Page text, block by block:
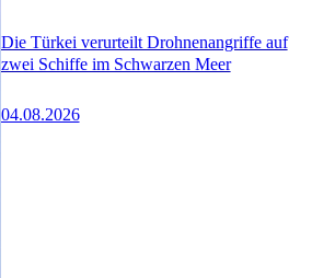
Die Türkei verurteilt Drohnenangriffe auf
zwei Schiffe im Schwarzen Meer
04.08.2026